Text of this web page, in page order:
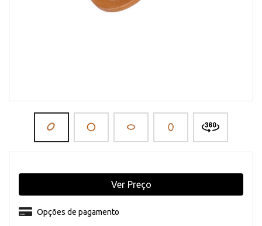
Opções de pagamento
Ver Preço